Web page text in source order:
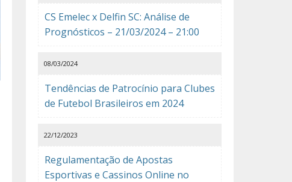
CS Emelec x Delfin SC: Análise de
Prognósticos – 21/03/2024 – 21:00
Tendências de Patrocínio para Clubes
de Futebol Brasileiros em 2024
08/03/2024
Regulamentação de Apostas
Esportivas e Cassinos Online no
22/12/2023